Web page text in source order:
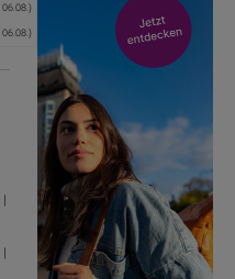
06.08.)
06.08.)
|
|